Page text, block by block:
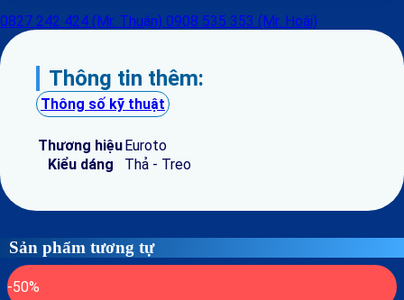
0827 242 424 (Mr. Thuận) 0908 535 353 (Mr. Hoài)
Thông tin thêm:
Thông số kỹ thuật
Thương hiệuEuroto
Kiểu dáng
Thả - Treo
Sản phẩm tương tự
-50%